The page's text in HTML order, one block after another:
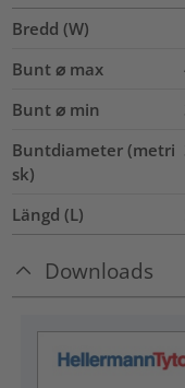
Bredd (W)
Bunt ⌀ max
Bunt ⌀ min
Buntdiameter (metri
sk)
Längd (L)
Downloads